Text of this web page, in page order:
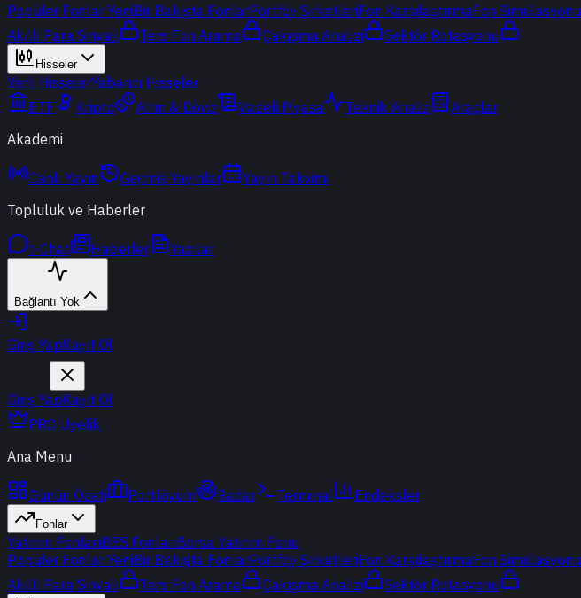
Popüler Fonlar YeniBir Bakışta FonlarPortföy ŞirketleriFon KarşılaştırmaFon Simülasyonu
Akıllı Para Sinyali
Ters Fon Arama Çakışma Analizi Sektör Rotasyonu
Hisseler
Yerli HisselerYabancı Hisseler
ETF
Kripto Altın & Döviz Vadeli Piyasa Teknik Analiz
Araçlar
Akademi
Canlı Yayın Geçmiş Yayınlar
Yayın Takvimi
Topluluk ve Haberler
t-Chat Haberler Yazılar
Bağlantı Yok
Giriş YapKayıt Ol
Giriş YapKayıt Ol
PRO Üyelik
Ana Menu
Günün Özeti Portföyüm Radar Terminal Endeksler
Fonlar
Yatırım FonlarıBES FonlarıBorsa Yatırım Fonu
Popüler Fonlar YeniBir Bakışta FonlarPortföy ŞirketleriFon KarşılaştırmaFon Simülasyonu
Akıllı Para Sinyali
Ters Fon Arama Çakışma Analizi Sektör Rotasyonu